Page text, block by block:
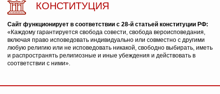
КОНСТИТУЦИЯ
Сайт функционирует в соответствии с 28-й статьей конституции РФ:
«Каждому гарантируется свобода совести, свобода вероисповедания,
включая право исповедовать индивидуально или совместно с другими
любую религию или не исповедовать никакой, свободно выбирать, иметь
и распространять религиозные и иные убеждения и действовать в
соответствии с ними».